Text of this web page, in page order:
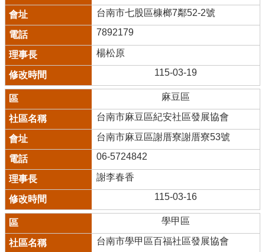
台南市七股區槺榔7鄰52-2號
7892179
楊松原
115-03-19
麻豆區
台南市麻豆區紀安社區發展協會
台南市麻豆區謝厝寮謝厝寮53號
06-5724842
謝李春香
115-03-16
學甲區
台南市學甲區百福社區發展協會